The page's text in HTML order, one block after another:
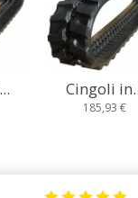
Cingoli
167,10 €